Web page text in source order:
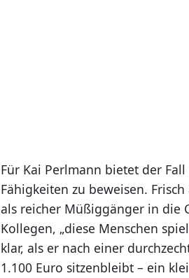
Für Kai Perlmann bietet der
Fähigkeiten zu beweisen.
als reicher Müßiggänger in die
Kollegen, „diese Menschen
klar, als er nach einer
1.100 Euro sitzenbleibt – ein